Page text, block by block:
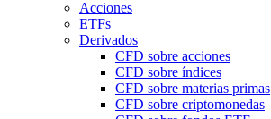
Acciones
ETFs
Derivados
CFD sobre acciones
CFD sobre índices
CFD sobre materias primas
CFD sobre criptomonedas